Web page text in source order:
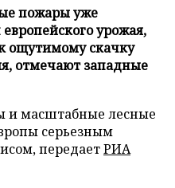
пожары уже
урожая,
ощутимому скачку
отмечают западные
и масштабные лесные
серьезным
передаетРИА